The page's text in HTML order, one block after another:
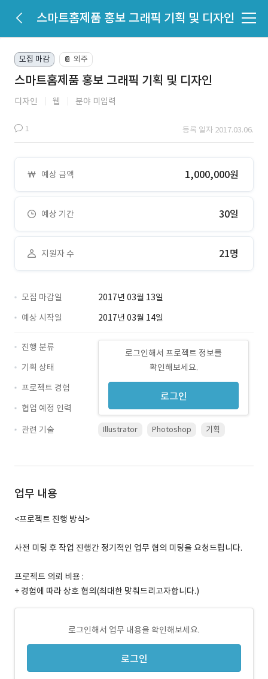
스마트홈제품 홍보 그래픽 기획 및 디자인
모집 마감 📔 외주
스마트홈제품 홍보 그래픽 기획 및 디자인
디자인 웹 분야 미입력
1 등록 일자 2017.03.06.
예상 금액 1,000,000원
예상 기간 30일
지원자 수 21명
모집 마감일
2017년 03월 13일
예상 시작일
2017년 03월 14일
로그인해서 프로젝트 정보를
확인해보세요.
로그인
진행 분류
기획 상태
프로젝트 경험
협업 예정 인력
관련 기술
Illustrator Photoshop 기획
업무 내용
<프로젝트 진행 방식>
사전 미팅 후 작업 진행간 정기적인 업무 협의 미팅을 요청드립니다.
프로젝트 의뢰 비용 :
+ 경험에 따라 상호 협의(최대한 맞춰드리고자합니다.)
로그인해서 업무 내용을 확인해보세요.
로그인